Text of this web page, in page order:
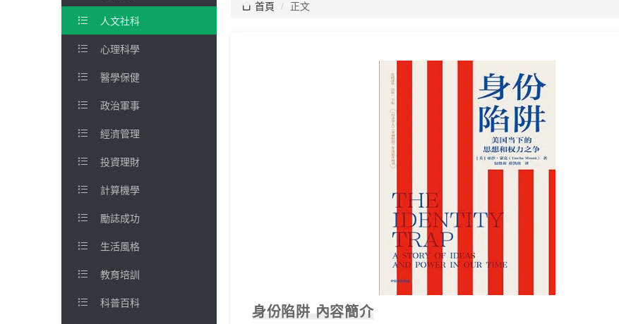
 人文社科
 心理科學
 醫學保健
 政治軍事
 經濟管理
 投資理財
 計算機學
 勵誌成功
 生活風格
 教育培訓
 科普百科
 首頁 正文
身份陷阱 內容簡介